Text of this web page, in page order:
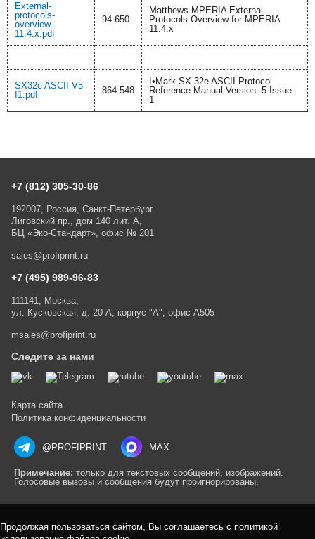
External-
protocols-
overview-
11.4.x.pdf
94 650
Matthews MPERIA External
Protocols Overview for MPERIA
11.4.x
SX32e ASCII V5
I1.pdf
864 548
I•Mark SX-32e ASCII Protocol
Reference Manual Version: 5 Issue:
1
+7 (812) 305-30-86
192007, Россия, Санкт-Петербург
Лиговский пр., дом 140 лит. А,
БЦ «Эко-Стандарт», офис № 201
sales@profiprint.ru
+7 (495) 989-96-83
111141, Москва,
ул. Кусковская, д. 20 А, корпус "А", офис А505
msales@profiprint.ru
Следите за нами
Карта сайта
Политика конфиденциальности
@PROFIPRINT MAX
Примечание: только для текстовых сообщений, изображений.
Голосовые вызовы и сообщения будут проигнорированы.
Продолжая пользоваться сайтом, Вы соглашаетесь с политикой